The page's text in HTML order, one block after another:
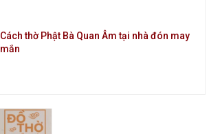
Cách thờ Phật Bà Quan Âm tại nhà đón may
mắn